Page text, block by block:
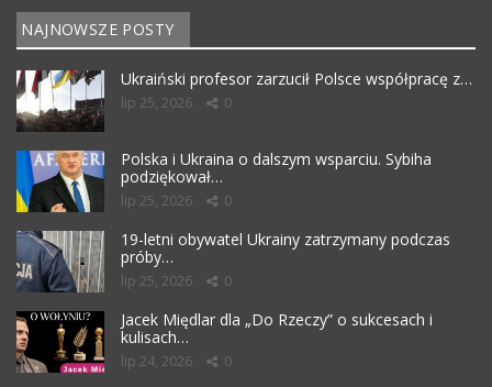
NAJNOWSZE POSTY
Ukraiński profesor zarzucił Polsce współpracę z…
lip 25, 2026 0
Polska i Ukraina o dalszym wsparciu. Sybiha
podziękował…
lip 25, 2026 0
19-letni obywatel Ukrainy zatrzymany podczas
próby…
lip 25, 2026 0
Jacek Międlar dla „Do Rzeczy” o sukcesach i
kulisach…
lip 24, 2026 0